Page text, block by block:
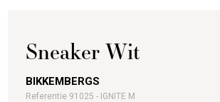
Sneaker Wit
BIKKEMBERGS
Referentie 91025 - IGNITE M